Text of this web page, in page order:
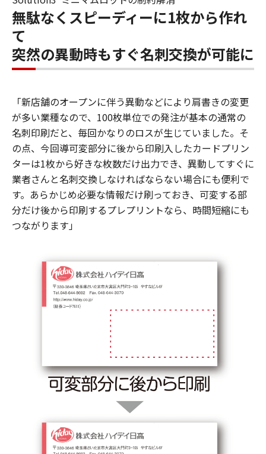
無駄なくスピーディーに1枚から作れ
て
突然の異動時もすぐ名刺交換が可能に
「新店舗のオープンに伴う異動などにより肩書きの変更
が多い業種なので、100枚単位での発注が基本の通常の
名刺印刷だと、毎回かなりのロスが生じていました。そ
の点、今回導可変部分に後から印刷入したカードプリン
ターは1枚から好きな枚数だけ出力でき、異動してすぐに
業者さんと名刺交換しなければならない場合にも便利で
す。あらかじめ必要な情報だけ刷っておき、可変する部
分だけ後から印刷するプレプリントなら、時間短縮にも
つながります」